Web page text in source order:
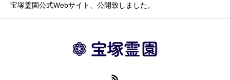
宝塚霊園公式Webサイト、公開致しました。